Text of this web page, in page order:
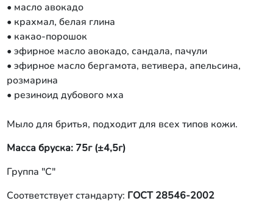
• масло авокадо
• крахмал, белая глина
• какао-порошок
• эфирное масло авокадо, сандала, пачули
• эфирное масло бергамота, ветивера, апельсина,
розмарина
• резиноид дубового мха
Мыло для бритья, подходит для всех типов кожи.
Масса бруска: 75г (±4,5г)
Группа "С"
Соответствует стандарту: ГОСТ 28546-2002